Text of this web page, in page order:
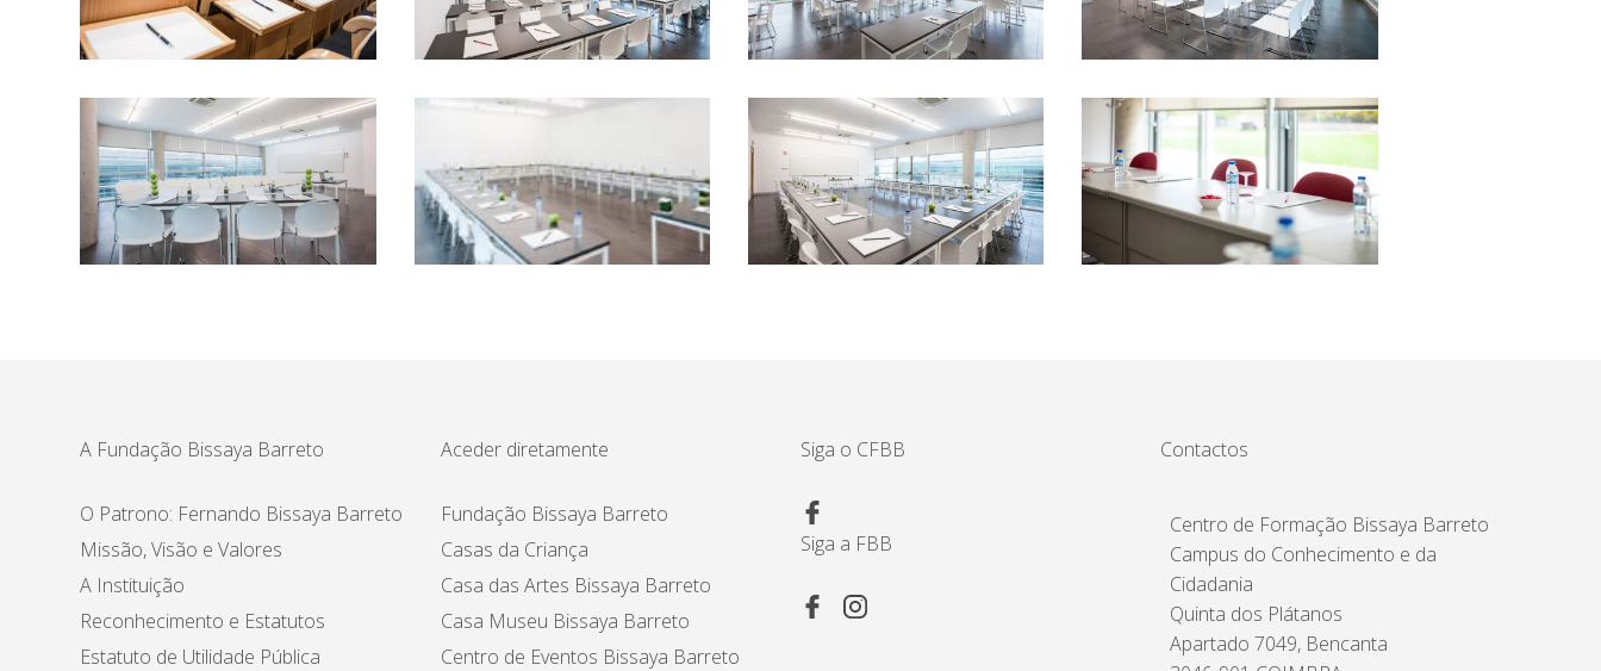
A Fundação Bissaya Barreto
O Patrono: Fernando Bissaya Barreto
Missão, Visão e Valores
A Instituição
Reconhecimento e Estatutos
Estatuto de Utilidade Pública
Aceder diretamente
Fundação Bissaya Barreto
Casas da Criança
Casa das Artes Bissaya Barreto
Casa Museu Bissaya Barreto
Centro de Eventos Bissaya Barreto
Siga o CFBB
Siga a FBB
Contactos
Centro de Formação Bissaya Barreto
Campus do Conhecimento e da
Cidadania
Quinta dos Plátanos
Apartado 7049, Bencanta